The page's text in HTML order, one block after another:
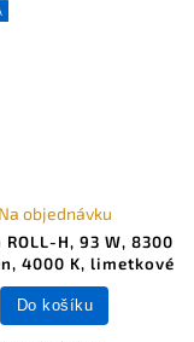
H, 93 W, 8300
4000 K, limetkové
Na objednávku
Do košíku